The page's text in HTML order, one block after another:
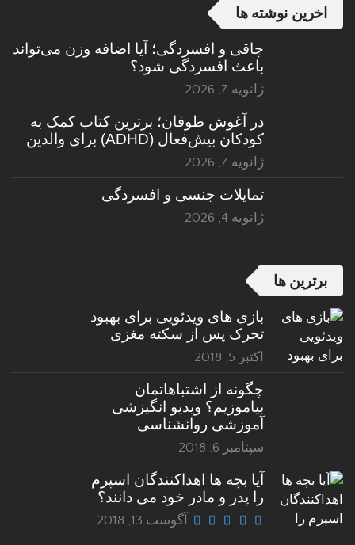
اخرین نوشته ها
چاقی و افسردگی؛ آیا اضافه وزن می‌تواند
باعث افسردگی شود؟
ژانویه 7, 2026
در آغوش طوفان؛ برترین کتاب کمک به
کودکان بیش‌فعال (ADHD) برای والدین
ژانویه 7, 2026
تمایلات جنسی و افسردگی
ژانویه 4, 2026
برترین ها
بازی های ویدئویی برای بهبود
تحرک پس از سکته مغزی
اکتبر 5, 2018
چگونه از اشتباهاتمان
بیاموزیم؟ ویدیو انگیزشی
آموزشی روانشناسی
سپتامبر 6, 2018
آیا بچه ها اهداکنندگان اسپرم
را پدر و مادر خود می دانند؟
آگوست 13, 2018